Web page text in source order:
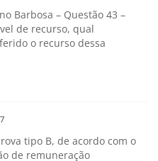
Barbosa – Questão 43 –
de recurso, qual
o recurso dessa
tipo B, de acordo com o
de remuneração